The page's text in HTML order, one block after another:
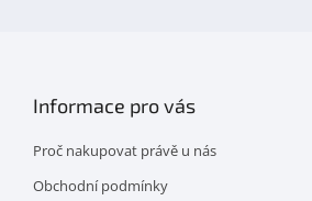
Informace pro vás
Proč nakupovat právě u nás
Obchodní podmínky